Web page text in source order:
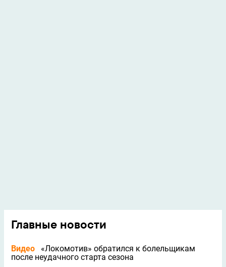
Главные новости
Видео
«Локомотив» обратился к болельщикам
после неудачного старта сезона